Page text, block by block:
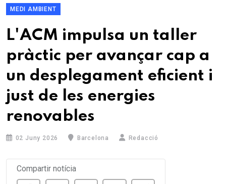
MEDI AMBIENT
L'ACM impulsa un taller
pràctic per avançar cap a
un desplegament eficient i
just de les energies
renovables
02 Juny 2026 Barcelona Redacció
Compartir notícia